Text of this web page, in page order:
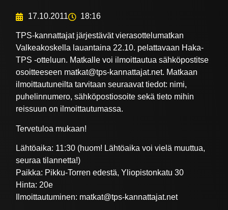
17.10.2011 18:16
TPS-kannattajat järjestävät vierasottelumatkan
Valkeakoskella lauantaina 22.10. pelattavaan Haka-
TPS -otteluun. Matkalle voi ilmoittautua sähköpostitse
osoitteeseen matkat@tps-kannattajat.net. Matkaan
ilmoittautuneilta tarvitaan seuraavat tiedot: nimi,
puhelinnumero, sähköpostiosoite sekä tieto mihin
reissuun on ilmoittautumassa.
Tervetuloa mukaan!
Lähtöaika: 11:30 (huom! Lähtöaika voi vielä muuttua,
seuraa tilannetta!)
Paikka: Pikku-Torren edestä, Yliopistonkatu 30
Hinta: 20e
Ilmoittautuminen: matkat@tps-kannattajat.net